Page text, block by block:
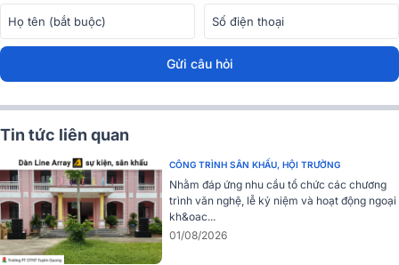
Gửi câu hỏi
Tin tức liên quan
CÔNG TRÌNH SÂN KHẤU, HỘI TRƯỜNG
Nhằm đáp ứng nhu cầu tổ chức các chương
trình văn nghệ, lễ kỷ niệm và hoạt động ngoại
kh&oac...
01/08/2026